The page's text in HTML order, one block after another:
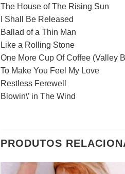
The House of The Rising Sun
I Shall Be Released
Ballad of a Thin Man
Like a Rolling Stone
One More Cup Of Coffee (Valley
To Make You Feel My Love
Restless Ferewell
Blowin\’ in The Wind
PRODUTOS